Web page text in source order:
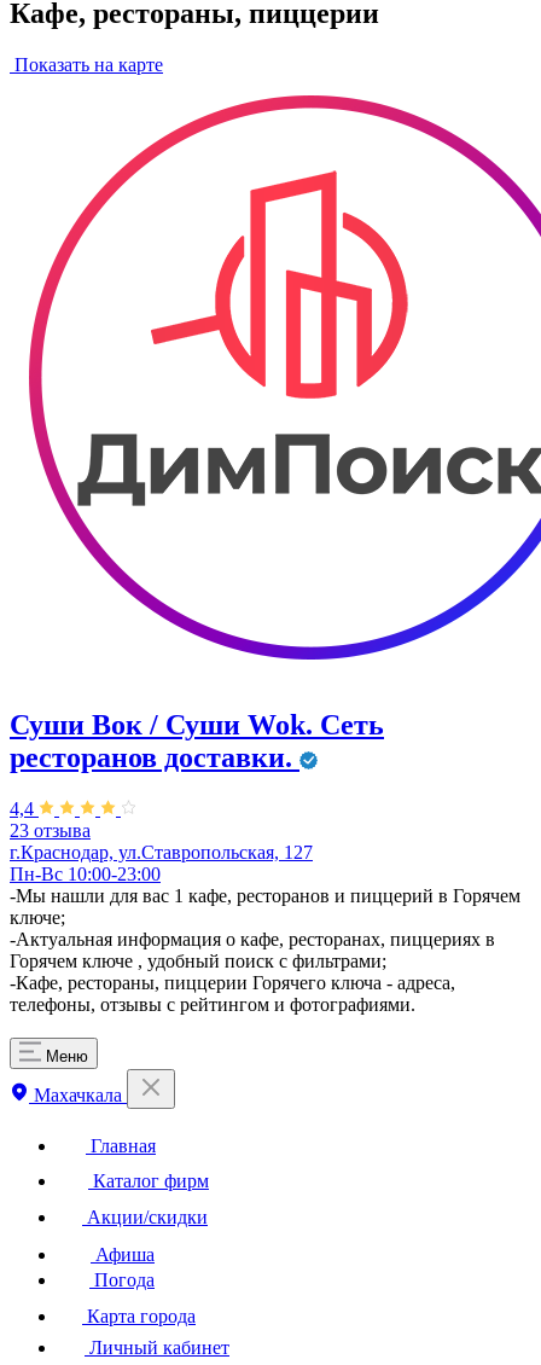
Кафе, рестораны, пиццерии
Показать на карте
Суши Вок / Суши Wok. Сеть
ресторанов доставки.
4,4
23 отзыва
г.Краснодар, ул.Ставропольская, 127
Пн-Вс 10:00-23:00
-Мы нашли для вас 1 кафе, ресторанов и пиццерий в Горячем
ключе;
-Актуальная информация о кафе, ресторанах, пиццериях в
Горячем ключе , удобный поиск с фильтрами;
-Кафе, рестораны, пиццерии Горячего ключа - адреса,
телефоны, отзывы с рейтингом и фотографиями.
Меню
Махачкала
Главная
Каталог фирм
Акции/скидки
Афиша
Погода
Карта города
Личный кабинет